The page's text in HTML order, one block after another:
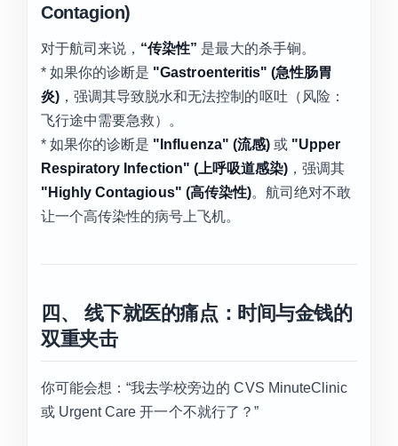
Contagion)
对于航司来说， “传染性” 是最大的杀手锏。
* 如果你的诊断是 "Gastroenteritis" (急性肠胃
炎) ，强调其导致脱水和无法控制的呕吐（风险：
飞行途中需要急救）。
* 如果你的诊断是 "Influenza" (流感)或 "Upper
Respiratory Infection" (上呼吸道感染)，强调其
"Highly Contagious" (高传染性)。航司绝对不敢
让一个高传染性的病号上飞机。
四、 线下就医的痛点：时间与金钱的
双重夹击
你可能会想：“我去学校旁边的 CVS MinuteClinic
或 Urgent Care 开一个不就行了？”